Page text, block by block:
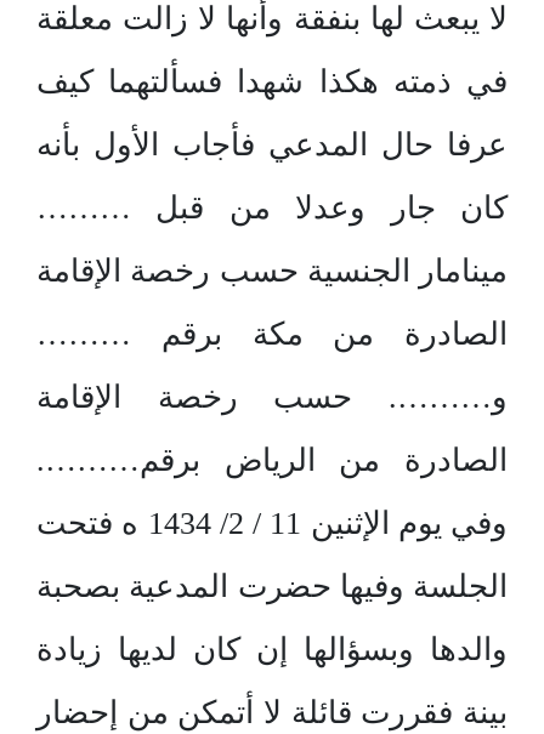
لا يبعث لها بنفقة وأنها لا زالت معلقة
في ذمته هكذا شهدا فسألتهما كيف
عرفا حال المدعي فأجاب الأول بأنه
كان جار وعدلا من قبل ………
مينامار الجنسية حسب رخصة الإقامة
الصادرة من مكة برقم ………
و………. حسب رخصة الإقامة
الصادرة من الرياض برقم……….
وفي يوم الإثنين 11 / 2/ 1434 ه فتحت
الجلسة وفيها حضرت المدعية بصحبة
والدها وبسؤالها إن كان لديها زيادة
بينة فقررت قائلة لا أتمكن من إحضار